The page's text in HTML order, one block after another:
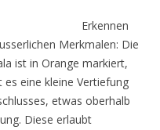
Erkennen
Merkmalen: Die
ist in Orange markiert,
es eine kleine Vertiefung
etwas oberhalb
Diese erlaubt